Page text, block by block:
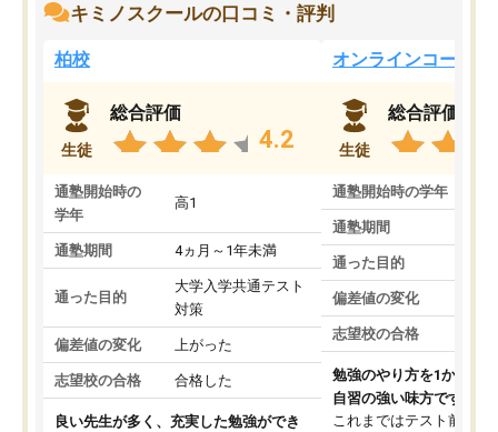
キミノスクールの口コミ・評判
柏校
生徒
総合評価
4.2
通塾開始時の
学年
高1
通塾期間 4ヵ月～1年未満
通った目的
大学入学共通テスト
対策
偏差値の変化 上がった
志望校の合格 合格した
良い先生が多く、充実した勉強ができ
オンラインコース
生徒
総合評価
通塾開始時の学年
通塾期間
通った目的
偏差値の変化
志望校の合格
勉強のやり方を1から教
自習の強い味方です。
これまではテスト前に何